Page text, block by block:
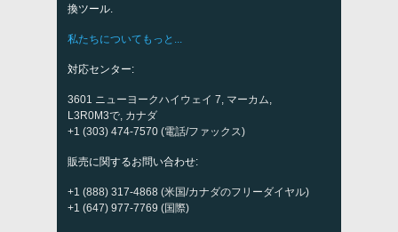
換ツール.
私たちについてもっと...
対応センター:
3601 ニューヨークハイウェイ 7, マーカム,
L3R0M3で, カナダ
+1 (303) 474-7570 (電話/ファックス)
販売に関するお問い合わせ:
+1 (888) 317-4868 (米国/カナダのフリーダイヤル)
+1 (647) 977-7769 (国際)